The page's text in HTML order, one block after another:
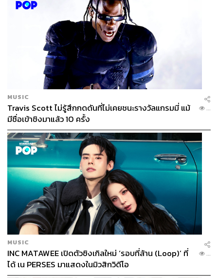
MUSIC
Travis Scott ไม่รู้สึกกดดันที่ไม่เคยชนะรางวัลแกรมมี่ แม้
มีชื่อเข้าชิงมาแล้ว 10 ครั้ง
...
MUSIC
INC MATAWEE เปิดตัวซิงเกิลใหม่ ‘รอบที่ล้าน (Loop)’ ที่
ได้ เน PERSES มาแสดงในมิวสิกวิดีโอ
...